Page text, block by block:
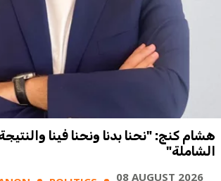
هشام كنج: "نحنا بدنا ونحنا فينا
الشاملة"
08 AUGUST 2026